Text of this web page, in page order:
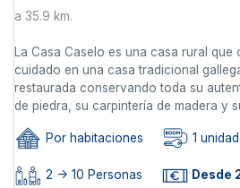
a 35.9 km.
La Casa Caselo es una casa rural
cuidado en una casa tradicional
restaurada conservando toda su
de piedra, su carpintería de madera y
Por habitaciones 1
2 -> 10 Personas Desde